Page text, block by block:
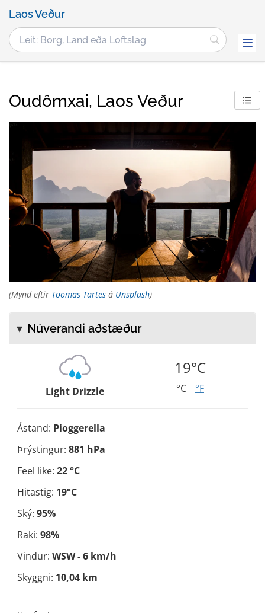
Laos Veður
Oudômxai, Laos Veður
(Mynd eftir Toomas Tartes á Unsplash)
Núverandi aðstæður
Light Drizzle
19°C
°C °F
Ástand: Pioggerella
Þrýstingur: 881 hPa
Feel like: 22 °C
Hitastig: 19°C
Ský: 95%
Raki: 98%
Vindur: WSW - 6 km/h
Skyggni: 10,04 km